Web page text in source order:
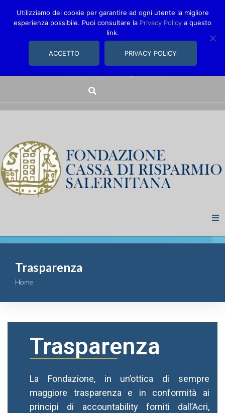
comunica@fondazionecarisal.it089 230611
Fondazione
Attività
Contributi
Complesso
Contatti
Trasparenza
Home
Trasparenza
La Fondazione, in un’ottica di sempre
maggiore trasparenza e in conformità ai
principi di accountability forniti dall’Acri,
Utilizziamo dei cookie per garantire ad ogni utente la migliore
esperienza possibile. Puoi consultare la Privacy Policy a questo
link.
ACCETTO PRIVACY POLICY